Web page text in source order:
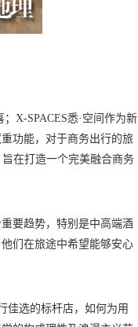
X-SPACES悉·空间作为新
功能，对于商务出行的旅
在打造一个完美融合商务
要趋势，特别是中高端酒
们在旅途中希望能够安心
佳选的标杆店，如何为用